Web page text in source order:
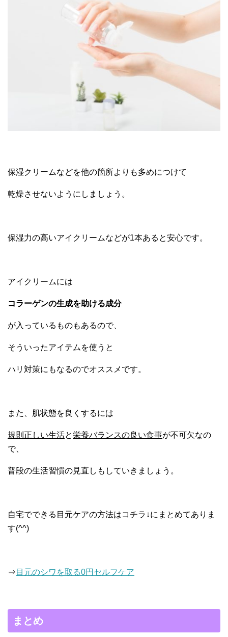
保湿クリームなどを他の箇所よりも多めにつけて
乾燥させないようにしましょう。
保湿力の高いアイクリームなどが1本あると安心です。
アイクリームには
コラーゲンの生成を助ける成分
が入っているものもあるので、
そういったアイテムを使うと
ハリ対策にもなるのでオススメです。
また、肌状態を良くするには
規則正しい生活と栄養バランスの良い食事が不可欠なの
で、
普段の生活習慣の見直しもしていきましょう。
自宅でできる目元ケアの方法はコチラ↓にまとめてありま
す(^^)
⇒ 目元のシワを取る0円セルフケア
まとめ